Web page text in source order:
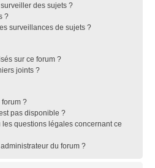
des sujets ?
?
surveillances de sujets ?
sur ce forum ?
joints ?
?
pas disponible ?
questions légales concernant ce
du forum ?